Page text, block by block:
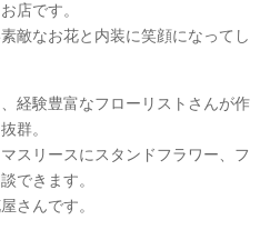
店です。
敵なお花と内装に笑顔になってし
経験豊富なフローリストさんが作
群。
スリースにスタンドフラワー、フ
できます。
さんです。